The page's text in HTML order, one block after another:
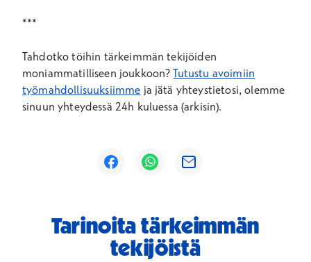
***
Tahdotko töihin tärkeimmän tekijöiden
moniammatilliseen joukkoon?Tutustu avoimiin
työmahdollisuuksiimme ja jätä yhteystietosi, olemme
sinuun yhteydessä 24h kuluessa (arkisin).
Avautuu uuteen ikkunaan
Avautuu uuteen ikkunaan
Avautuu uuteen ikkunaan
Tarinoita tärkeimmän
tekijöistä